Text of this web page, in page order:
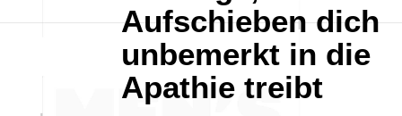
Aufschieben dich
unbemerkt in die
Apathie treibt